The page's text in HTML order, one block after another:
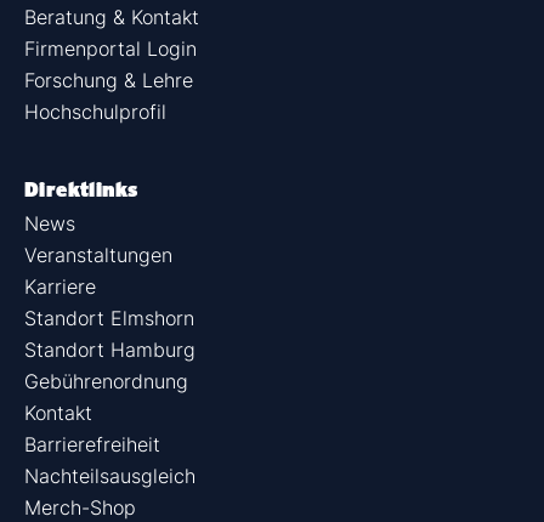
Beratung & Kontakt
Firmenportal Login
Forschung & Lehre
Hochschulprofil
Direktlinks
News
Veranstaltungen
Karriere
Standort Elmshorn
Standort Hamburg
Gebührenordnung
Kontakt
Barrierefreiheit
Nachteilsausgleich
Merch-Shop